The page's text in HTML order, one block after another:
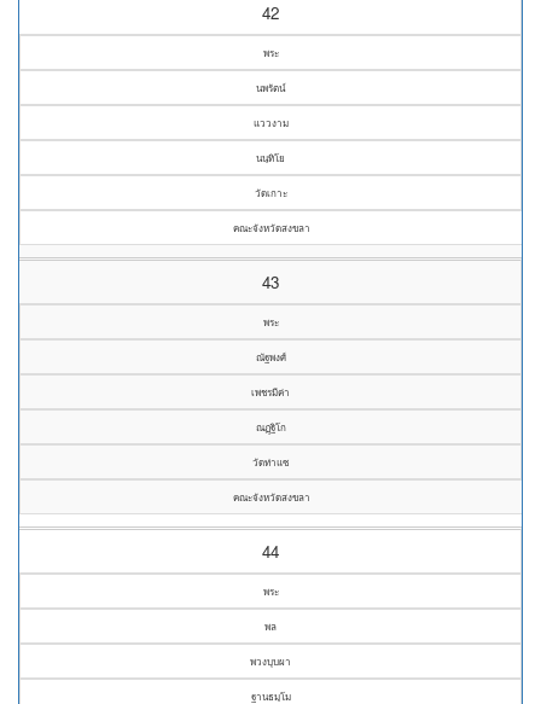
42
พระ
นพรัตน์
แววงาม
นนฺทิโย
วัดเกาะ
คณะจังหวัดสงขลา
43
พระ
ณัฐพงศ์
เพชรมีค่า
ณฏฺฐิโก
วัดท่าแซ
คณะจังหวัดสงขลา
44
พระ
พล
พวงบุบผา
ฐานธมฺโม